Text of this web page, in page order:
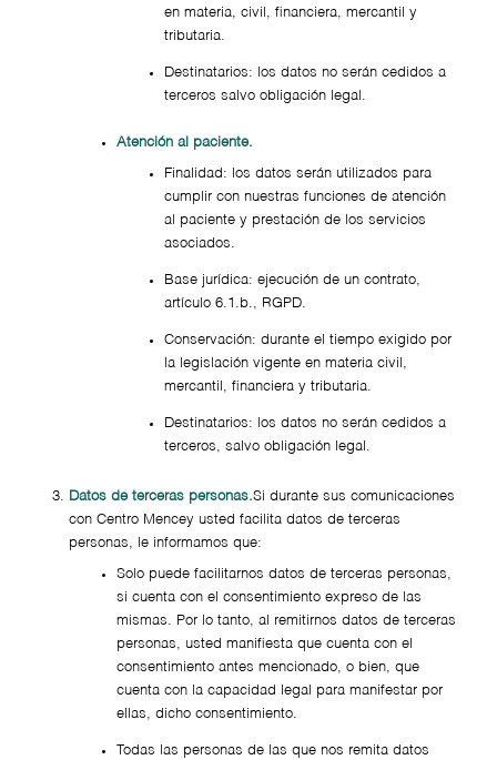
en materia, civil, financiera, mercantil y
tributaria.
Destinatarios: los datos no serán cedidos a
terceros salvo obligación legal.
Atención al paciente.
Finalidad: los datos serán utilizados para
cumplir con nuestras funciones de atención
al paciente y prestación de los servicios
asociados.
Base jurídica: ejecución de un contrato,
artículo 6.1.b., RGPD.
Conservación: durante el tiempo exigido por
la legislación vigente en materia civil,
mercantil, financiera y tributaria.
Destinatarios: los datos no serán cedidos a
terceros, salvo obligación legal.
Datos de terceras personas.Si durante sus comunicaciones
con Centro Mencey usted facilita datos de terceras
personas, le informamos que:
Solo puede facilitarnos datos de terceras personas,
si cuenta con el consentimiento expreso de las
mismas. Por lo tanto, al remitirnos datos de terceras
personas, usted manifiesta que cuenta con el
consentimiento antes mencionado, o bien, que
cuenta con la capacidad legal para manifestar por
ellas, dicho consentimiento.
Todas las personas de las que nos remita datos